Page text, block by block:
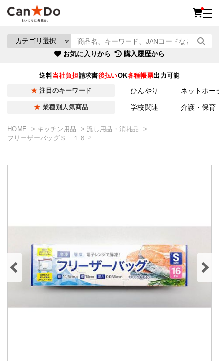
お気に入りから 購入履歴から
送料当社負担請求書後払いOK各種帳票出力可能
注目のキーワード ひんやり ネットポー
業種別人気商品 学校関連 介護・保育
HOME キッチン用品
流し用品・消耗品
フリーザーバッグＳ １６Ｐ